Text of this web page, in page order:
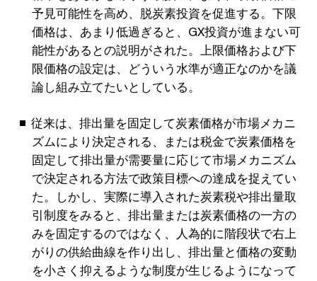
予見可能性を高め、脱炭素投資を促進する。下限
価格は、あまり低過ぎると、GX投資が進まない可
能性があるとの説明がされた。上限価格および下
限価格の設定は、どういう水準が適正なのかを議
論し組み立てたいとしている。
従来は、排出量を固定して炭素価格が市場メカニ
ズムにより決定される、または税金で炭素価格を
固定して排出量が需要量に応じて市場メカニズム
で決定される方法で政策目標への達成を捉えてい
た。しかし、実際に導入された炭素税や排出量取
引制度をみると、排出量または炭素価格の一方の
みを固定するのではなく、人為的に階段状で右上
がりの供給曲線を作り出し、排出量と価格の変動
を小さく抑えるような制度が生じるようになって